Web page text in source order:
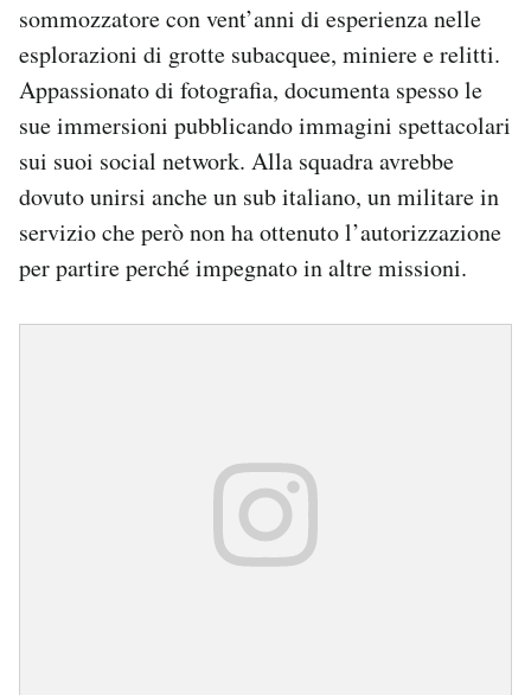
sommozzatore con vent’anni di esperienza nelle
esplorazioni di grotte subacquee, miniere e relitti.
Appassionato di fotografia, documenta spesso le
sue immersioni pubblicando immagini spettacolari
sui suoi social network. Alla squadra avrebbe
dovuto unirsi anche un sub italiano, un militare in
servizio che però non ha ottenuto l’autorizzazione
per partire perché impegnato in altre missioni.